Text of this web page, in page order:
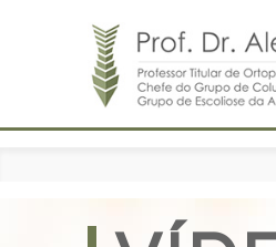
Formação
Entenda sua doença